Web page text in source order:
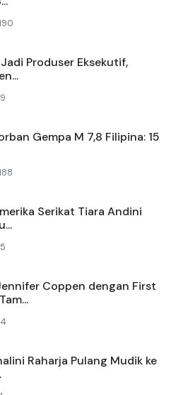
Produser Eksekutif,
Gempa M 7,8 Filipina: 15
Serikat Tiara Andini
Coppen dengan First
Raharja Pulang Mudik ke